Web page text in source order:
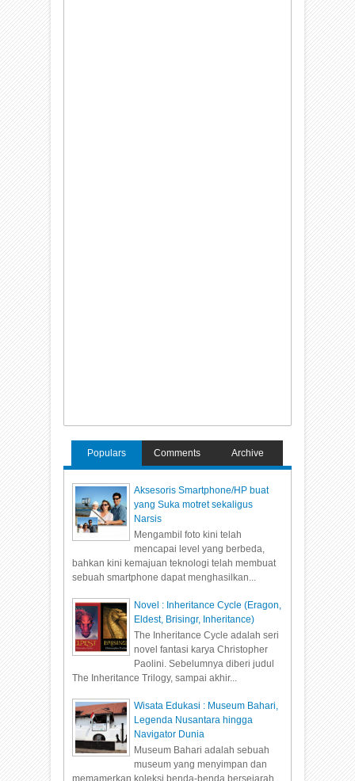
Populars Comments Archive
Aksesoris Smartphone/HP buat
yang Suka motret sekaligus
Narsis
Mengambil foto kini telah
mencapai level yang berbeda,
bahkan kini kemajuan teknologi telah membuat
sebuah smartphone dapat menghasilkan...
Novel : Inheritance Cycle (Eragon,
Eldest, Brisingr, Inheritance)
The Inheritance Cycle adalah seri
novel fantasi karya Christopher
Paolini. Sebelumnya diberi judul
The Inheritance Trilogy, sampai akhir...
Wisata Edukasi : Museum Bahari,
Legenda Nusantara hingga
Navigator Dunia
Museum Bahari adalah sebuah
museum yang menyimpan dan